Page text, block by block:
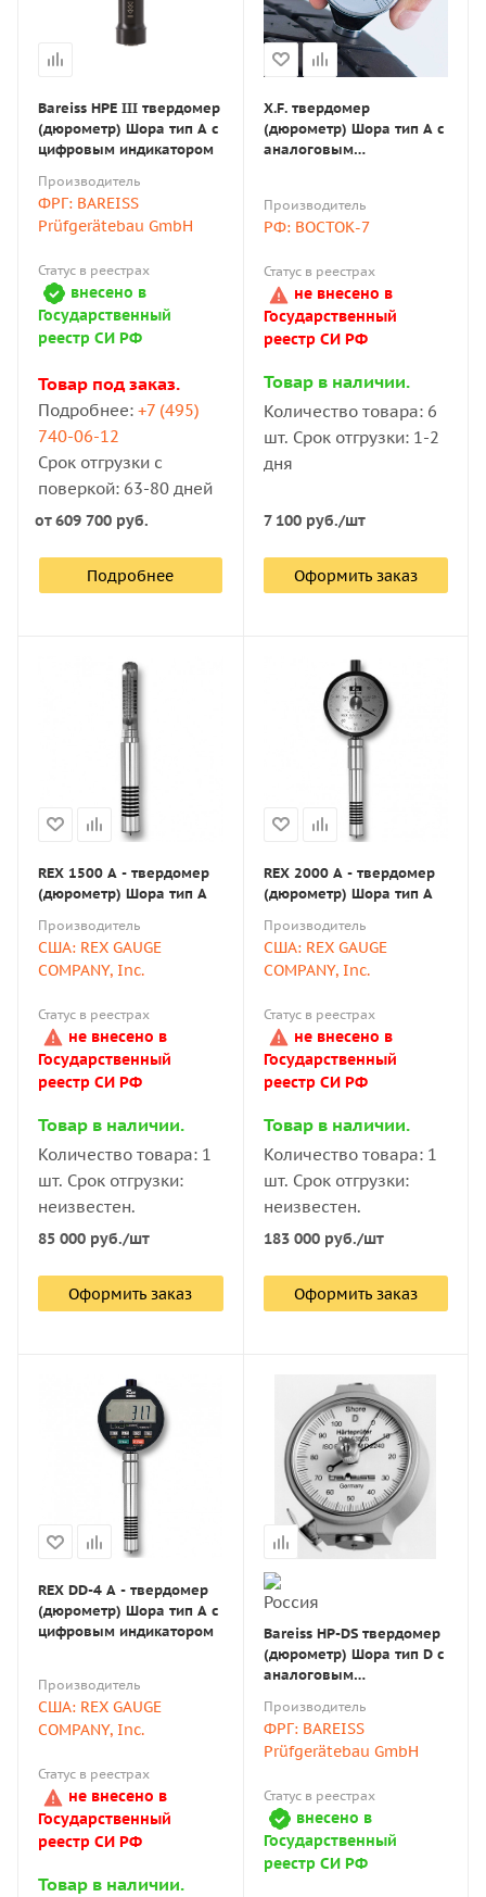
Bareiss HPE III твердомер
(дюрометр) Шора тип А с
цифровым индикатором
Производитель
ФРГ: BAREISS
Prüfgerätebau GmbH
Статус в реестрах
внесено в
Государственный
реестр СИ РФ
Товар под заказ.
Подробнее: +7 (495)
740-06-12
Срок отгрузки с
поверкой: 63-80 дней
от609 700 руб.
Подробнее
X.F. твердомер
(дюрометр) Шора тип А с
аналоговым
Производитель
РФ: ВОСТОК-7
Статус в реестрах
не внесено в
Государственный
реестр СИ РФ
Товар в наличии.
Количество товара: 6
шт. Срок отгрузки: 1-2
дня
7 100руб./шт
Оформить заказ
REX 1500 A - твердомер
(дюрометр) Шора тип А
Производитель
США: REX GAUGE
COMPANY, Inc.
Статус в реестрах
не внесено в
Государственный
реестр СИ РФ
Товар в наличии.
Количество товара: 1
шт. Срок отгрузки:
неизвестен.
85 000 руб./шт
Оформить заказ
REX 2000 A - твердомер
(дюрометр) Шора тип А
Производитель
США: REX GAUGE
COMPANY, Inc.
Статус в реестрах
не внесено в
Государственный
реестр СИ РФ
Товар в наличии.
Количество товара: 1
шт. Срок отгрузки:
неизвестен.
183 000руб./шт
Оформить заказ
REX DD-4 A - твердомер
(дюрометр) Шора тип А с
цифровым индикатором
Производитель
США: REX GAUGE
COMPANY, Inc.
Статус в реестрах
не внесено в
Государственный
реестр СИ РФ
Товар в наличии.
Bareiss HP-DS твердомер
(дюрометр) Шора тип D с
аналоговым
Производитель
ФРГ: BAREISS
Prüfgerätebau GmbH
Статус в реестрах
внесено в
Государственный
реестр СИ РФ